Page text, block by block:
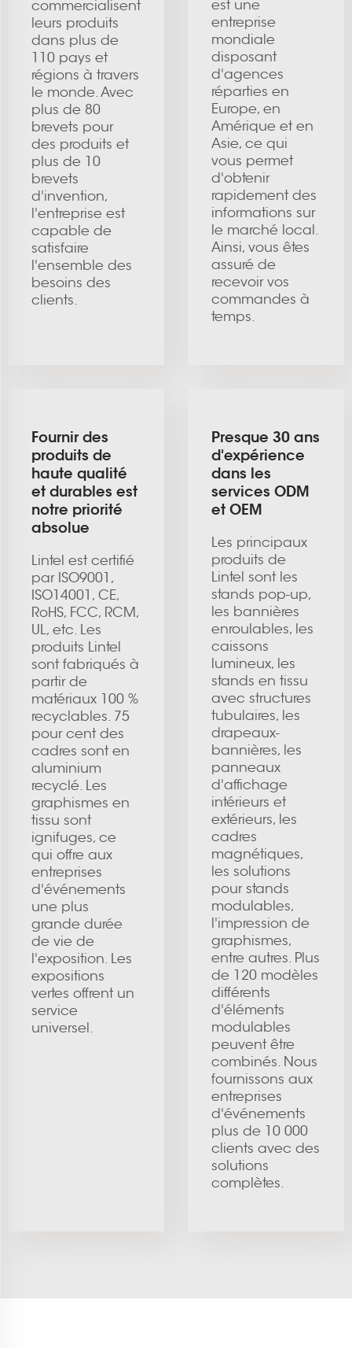
commercialisent
leurs produits
dans plus de
110 pays et
régions à travers
le monde. Avec
plus de 80
brevets pour
des produits et
plus de 10
brevets
d'invention,
l'entreprise est
capable de
satisfaire
l'ensemble des
besoins des
clients.
est une
entreprise
mondiale
disposant
d'agences
réparties en
Europe, en
Amérique et en
Asie, ce qui
vous permet
d'obtenir
rapidement des
informations sur
le marché local.
Ainsi, vous êtes
assuré de
recevoir vos
commandes à
temps.
Fournir des
produits de
haute qualité
et durables est
notre priorité
absolue
Lintel est certifié
par ISO9001,
ISO14001, CE,
RoHS, FCC, RCM,
UL, etc. Les
produits Lintel
sont fabriqués à
partir de
matériaux 100 %
recyclables. 75
pour cent des
cadres sont en
aluminium
recyclé. Les
graphismes en
tissu sont
ignifuges, ce
qui offre aux
entreprises
d'événements
une plus
grande durée
de vie de
l'exposition. Les
expositions
vertes offrent un
service
universel.
Presque 30 ans
d'expérience
dans les
services ODM
et OEM
Les principaux
produits de
Lintel sont les
stands pop-up,
les bannières
enroulables, les
caissons
lumineux, les
stands en tissu
avec structures
tubulaires, les
drapeaux-
bannières, les
panneaux
d'affichage
intérieurs et
extérieurs, les
cadres
magnétiques,
les solutions
pour stands
modulables,
l'impression de
graphismes,
entre autres. Plus
de 120 modèles
différents
d'éléments
modulables
peuvent être
combinés. Nous
fournissons aux
entreprises
d'événements
plus de 10 000
clients avec des
solutions
complètes.